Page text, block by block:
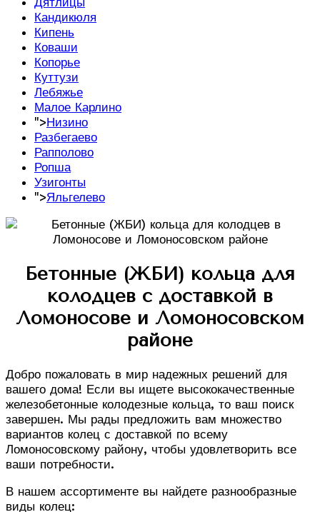
Кандикюля
Кипень
Коваши
Копорье
Куттузи
Лебяжье
Малое Карлино
">Низино
Разбегаево
Рапполово
Ропша
Узигонты
">Яльгелево
Бетонные (ЖБИ) кольца для
колодцев с доставкой в
Ломоносове и Ломоносовском
районе
Добро пожаловать в мир надежных решений для
вашего дома! Если вы ищете высококачественные
железобетонные колодезные кольца, то ваш поиск
завершен. Мы рады предложить вам множество
вариантов колец с доставкой по всему
Ломоносовскому району, чтобы удовлетворить все
ваши потребности.
В нашем ассортименте вы найдете разнообразные
виды колец: